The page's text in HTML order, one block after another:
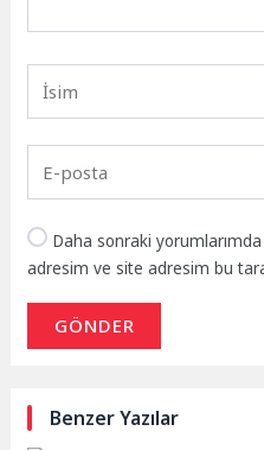
Daha sonraki
adresim ve site adresim bu
GÖNDER
Benzer Yazılar